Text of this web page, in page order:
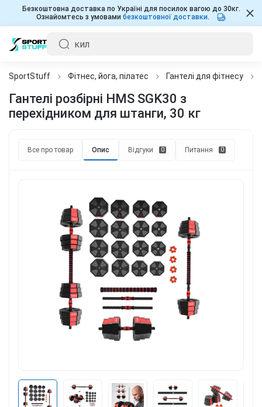
Безкоштовна доставка по Україні для посилок вагою до 30кг.
Ознайомтесь з умовами безкоштовної доставки.
SportStuff Фітнес, йога, пілатес Гантелі для фітнесу
Гантелі розбірні HMS SGK30 з
перехідником для штанги, 30 кг
Все про товар Опис Відгуки 0 Питання 0